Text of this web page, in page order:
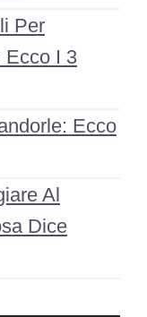
Per
Ecco I 3
Ecco
Al
Dice